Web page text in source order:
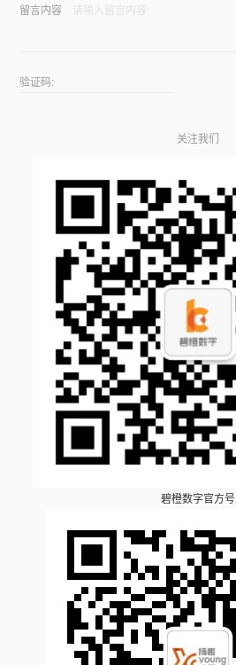
留言内容
验证码:
关注我们
碧橙数字官方号